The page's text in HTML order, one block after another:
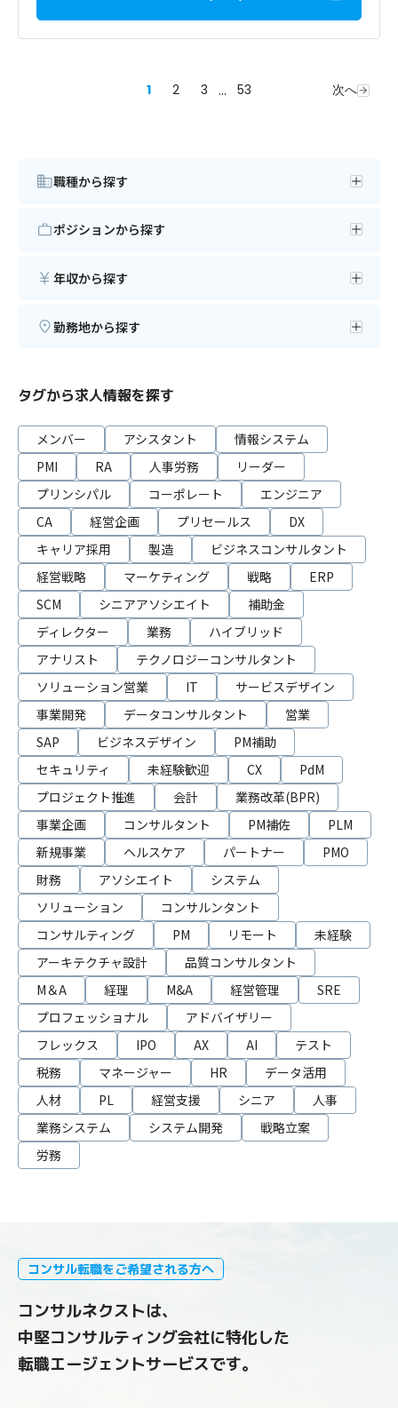
1 2 3 ... 53 次へ
職種から探す
ポジションから探す
年収から探す
勤務地から探す
タグから求人情報を探す
メンバー アシスタント
情報システム
PMI
RA 人事労務
リーダー
プリンシパル
コーポレート
エンジニア
CA
経営企画 プリセールス
DX
キャリア採用
製造
ビジネスコンサルタント
経営戦略
マーケティング 戦略
ERP
SCM
シニアアソシエイト
補助金
ディレクター
業務
ハイブリッド
アナリスト
テクノロジーコンサルタント
ソリューション営業
IT
サービスデザイン
事業開発
データコンサルタント
営業
SAP
ビジネスデザイン
PM補助
セキュリティ
未経験歓迎 CX
PdM
プロジェクト推進
会計
業務改革(BPR)
事業企画
コンサルタント PM補佐
PLM
新規事業
ヘルスケア パートナー
PMO
財務
アソシエイト
システム
ソリューション
コンサルンタント
コンサルティング
PM リモート
未経験
アーキテクチャ設計
品質コンサルタント
M＆A
経理 M&A 経営管理
SRE
プロフェッショナル
アドバイザリー
フレックス
IPO AX AI
テスト
税務
マネージャー HR
データ活用
人材
PL 経営支援 シニア
人事
業務システム
システム開発
戦略立案
労務
コンサル転職をご希望される方へ
コンサルネクストは、
中堅コンサルティング会社に特化した
転職エージェントサービスです。